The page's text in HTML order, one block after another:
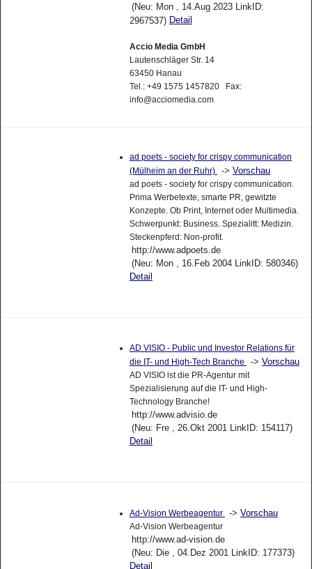
(Neu: Mon , 14.Aug 2023 LinkID:
2967537) Detail
Accio Media GmbH
Lautenschläger Str. 14
63450 Hanau
Tel.: +49 1575 1457820 Fax:
info@acciomedia.com
ad poets - society for crispy communication
(Mülheim an der Ruhr)
-> Vorschau
ad poets - society for crispy communication.
Prima Werbetexte, smarte PR, gewitzte
Konzepte. Ob Print, Internet oder Multimedia.
Schwerpunkt: Business. Spezialitt: Medizin.
Steckenpferd: Non-profit.
http://www.adpoets.de
(Neu: Mon , 16.Feb 2004 LinkID: 580346)
Detail
AD VISIO - Public und Investor Relations für
die IT- und High-Tech Branche
-> Vorschau
AD VISIO ist die PR-Agentur mit
Spezialisierung auf die IT- und High-
Technology Branche!
http://www.advisio.de
(Neu: Fre , 26.Okt 2001 LinkID: 154117)
Detail
Ad-Vision Werbeagentur -> Vorschau
Ad-Vision Werbeagentur
http://www.ad-vision.de
(Neu: Die , 04.Dez 2001 LinkID: 177373)
Detail